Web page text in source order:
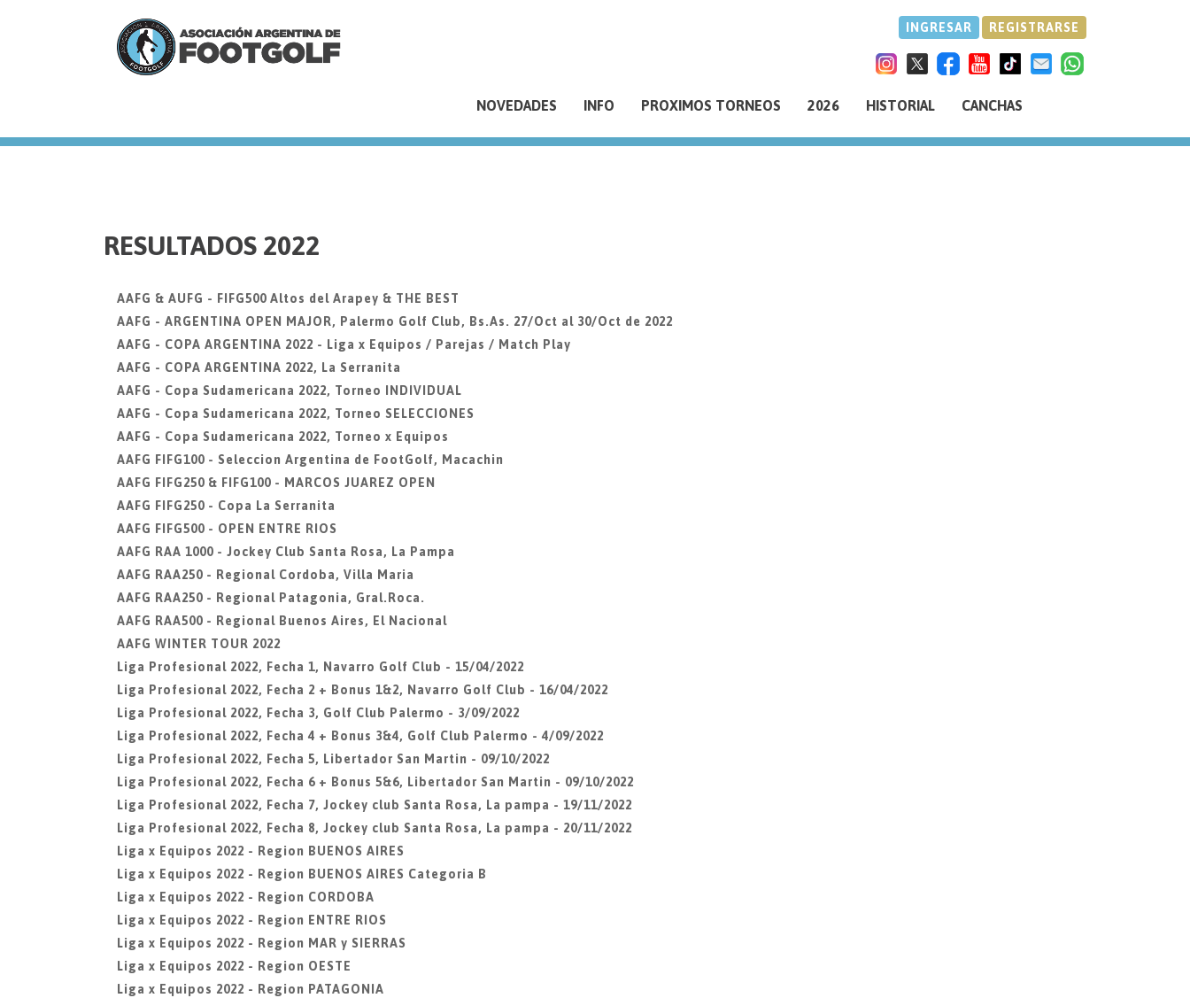
we
INGRESAR REGISTRARSE
NOVEDADES INFO PROXIMOS TORNEOS 2026 HISTORIAL CANCHAS
RESULTADOS 2022
AAFG & AUFG - FIFG500 Altos del Arapey & THE BEST
AAFG - ARGENTINA OPEN MAJOR, Palermo Golf Club, Bs.As. 27/Oct al 30/Oct de 2022
AAFG - COPA ARGENTINA 2022 - Liga x Equipos / Parejas / Match Play
AAFG - COPA ARGENTINA 2022, La Serranita
AAFG - Copa Sudamericana 2022, Torneo INDIVIDUAL
AAFG - Copa Sudamericana 2022, Torneo SELECCIONES
AAFG - Copa Sudamericana 2022, Torneo x Equipos
AAFG FIFG100 - Seleccion Argentina de FootGolf, Macachin
AAFG FIFG250 & FIFG100 - MARCOS JUAREZ OPEN
AAFG FIFG250 - Copa La Serranita
AAFG FIFG500 - OPEN ENTRE RIOS
AAFG RAA 1000 - Jockey Club Santa Rosa, La Pampa
AAFG RAA250 - Regional Cordoba, Villa Maria
AAFG RAA250 - Regional Patagonia, Gral.Roca.
AAFG RAA500 - Regional Buenos Aires, El Nacional
AAFG WINTER TOUR 2022
Liga Profesional 2022, Fecha 1, Navarro Golf Club - 15/04/2022
Liga Profesional 2022, Fecha 2 + Bonus 1&2, Navarro Golf Club - 16/04/2022
Liga Profesional 2022, Fecha 3, Golf Club Palermo - 3/09/2022
Liga Profesional 2022, Fecha 4 + Bonus 3&4, Golf Club Palermo - 4/09/2022
Liga Profesional 2022, Fecha 5, Libertador San Martin - 09/10/2022
Liga Profesional 2022, Fecha 6 + Bonus 5&6, Libertador San Martin - 09/10/2022
Liga Profesional 2022, Fecha 7, Jockey club Santa Rosa, La pampa - 19/11/2022
Liga Profesional 2022, Fecha 8, Jockey club Santa Rosa, La pampa - 20/11/2022
Liga x Equipos 2022 - Region BUENOS AIRES
Liga x Equipos 2022 - Region BUENOS AIRES Categoria B
Liga x Equipos 2022 - Region CORDOBA
Liga x Equipos 2022 - Region ENTRE RIOS
Liga x Equipos 2022 - Region MAR y SIERRAS
Liga x Equipos 2022 - Region OESTE
Liga x Equipos 2022 - Region PATAGONIA